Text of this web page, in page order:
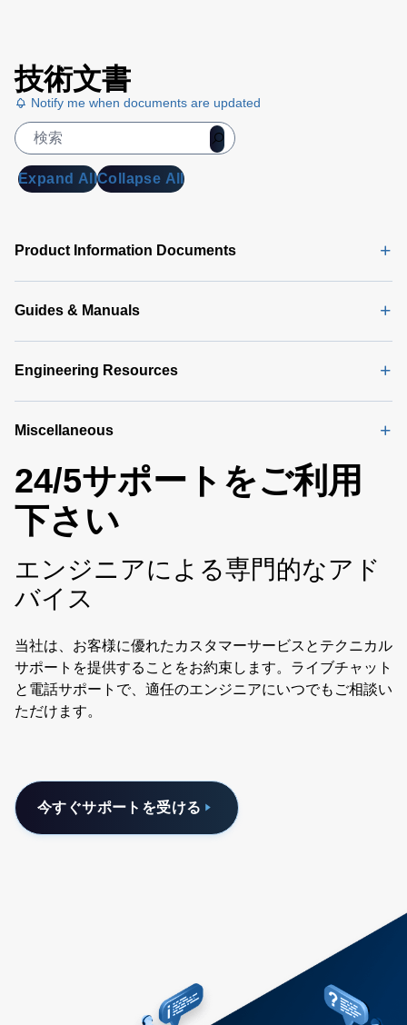
技術文書
Notify me when documents are updated
Expand AllCollapse All
Product Information Documents
Guides & Manuals
Engineering Resources
Miscellaneous
24/5サポートをご利用
下さい
エンジニアによる専門的なアド
バイス
当社は、お客様に優れたカスタマーサービスとテクニカル
サポートを提供することをお約束します。ライブチャット
と電話サポートで、適任のエンジニアにいつでもご相談い
ただけます。
今すぐサポートを受ける